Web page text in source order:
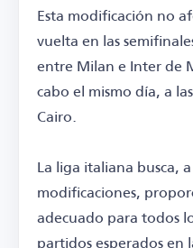
Esta modificación no
vuelta en las
entre Milan e Inter de
cabo el mismo día, a
Cairo.
La liga italiana busca,
modificaciones,
adecuado para todos
partidos esperados en